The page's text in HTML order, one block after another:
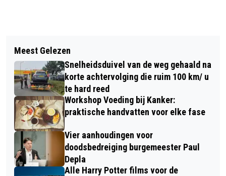
HORECA IN MEER DAN HELFT VAN
GEMEENTEN LANGER OPEN TIJDENS
WK
HITTEPLAN GELDT VANAF
DONDERDAG VANWEGE WARM WEER
IN HEEL NEDERLAND
Meest Gelezen
Snelheidsduivel van de weg gehaald na
korte achtervolging die ruim 100 km/ u
te hard reed
Workshop Voeding bij Kanker:
praktische handvatten voor elke fase
Vier aanhoudingen voor
doodsbedreiging burgemeester Paul
Depla
Alle Harry Potter films voor de